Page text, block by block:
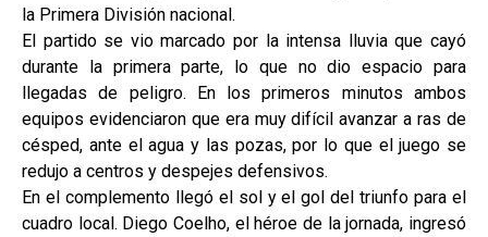
la Primera División nacional.
El partido se vio marcado por la intensa lluvia que cayó
durante la primera parte, lo que no dio espacio para
llegadas de peligro. En los primeros minutos ambos
equipos evidenciaron que era muy difícil avanzar a ras de
césped, ante el agua y las pozas, por lo que el juego se
redujo a centros y despejes defensivos.
En el complemento llegó el sol y el gol del triunfo para el
cuadro local. Diego Coelho, el héroe de la jornada, ingresó